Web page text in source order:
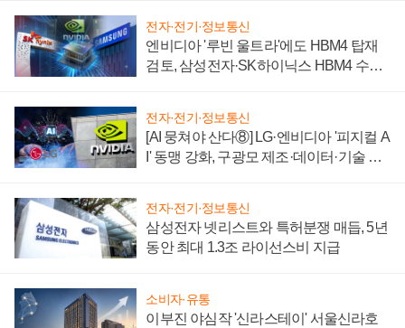
전자·전기·정보통신
엔비디아 '루빈 울트라'에도 HBM4 탑재
검토, 삼성전자·SK하이닉스 HBM4 수율
전자·전기·정보통신
[AI 뭉쳐야 산다⑧] LG·엔비디아 '피지컬 A
I' 동맹 강화, 구광모 제조·데이터·기술 결
전자·전기·정보통신
삼성전자 넷리스트와 특허분쟁 매듭, 5년
동안 최대 1.3조 라이선스비 지급
소비자·유통
이부진 야심작 '신라스테이' 서울신라호